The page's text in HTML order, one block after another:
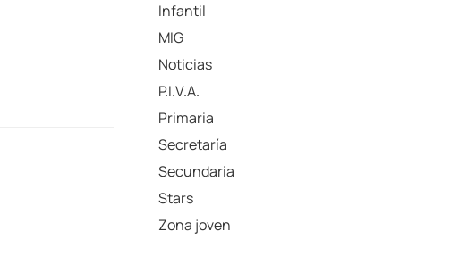
Infantil
MIG
Noticias
P.I.V.A.
Primaria
Secretaría
Secundaria
Stars
Zona joven